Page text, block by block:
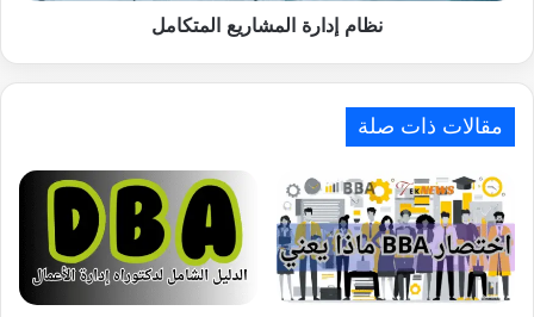
نظام إدارة المشاريع المتكامل
مقالات ذات صلة